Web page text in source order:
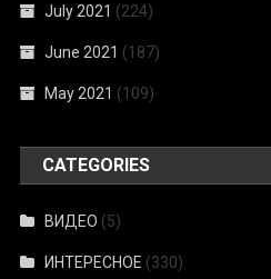
July 2021 (224)
June 2021 (187)
May 2021 (109)
CATEGORIES
ВИДЕО (5)
ИНТЕРЕСНОЕ (330)